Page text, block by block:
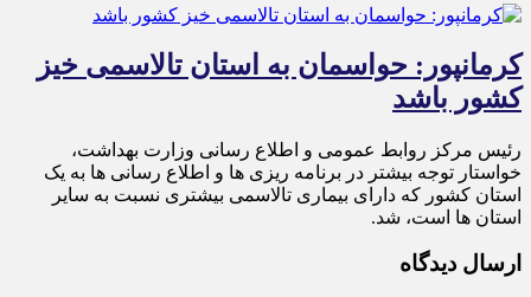
کرمانپور: حواسمان به استان تالاسمی خیز
کشور باشد
رئیس مرکز روابط عمومی و اطلاع رسانی وزارت بهداشت،
خواستار توجه بیشتر در برنامه ریزی ها و اطلاع رسانی ها به یک
استان کشور که دارای بیماری تالاسمی بیشتری نسبت به سایر
استان ها است، شد.
ارسال دیدگاه